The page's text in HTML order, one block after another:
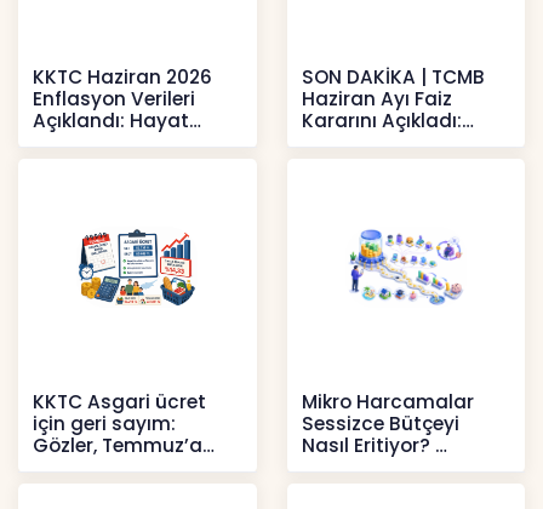
KKTC Haziran 2026
Enflasyon Verileri
Açıklandı: Hayat
Pahalılığı Yükselişini
Sür
SON DAKİKA | TCMB
Haziran Ayı Faiz
Kararını Açıkladı:
Politika Faizi Yüzde
37’de
KKTC Asgari ücret
için geri sayım:
Gözler, Temmuz’a
yansıması beklenen
artışta
Mikro Harcamalar
Sessizce Bütçeyi
Nasıl Eritiyor?
İçerikler